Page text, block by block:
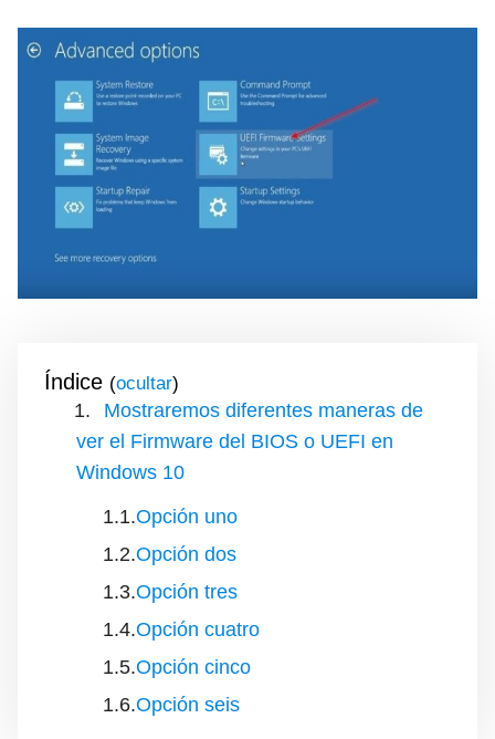
Índice ( )
Mostraremos diferentes maneras de
ver el Firmware del BIOS o UEFI en
Windows 10
Opción uno
Opción dos
Opción tres
Opción cuatro
Opción cinco
Opción seis